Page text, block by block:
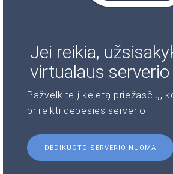
Jei reikia,
virtualaus
Pažvelkite į keletą priežasčių,
prireikti debesies serverio.
DEDIKUOTO SERVERIO NUOMA